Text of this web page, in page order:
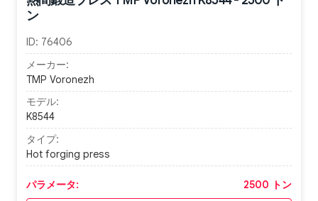
ン
ID: 76406
メーカー:
TMP Voronezh
モデル:
K8544
タイプ:
Hot forging press
パラメータ: 2500 トン